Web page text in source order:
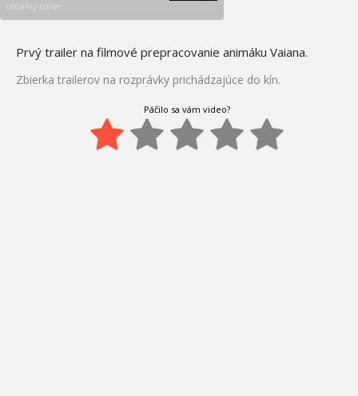
oficiálny trailer
Prvý trailer na filmové prepracovanie animáku Vaiana.
Zbierka trailerov na rozprávky prichádzajúce do kín.
Páčilo sa vám video?